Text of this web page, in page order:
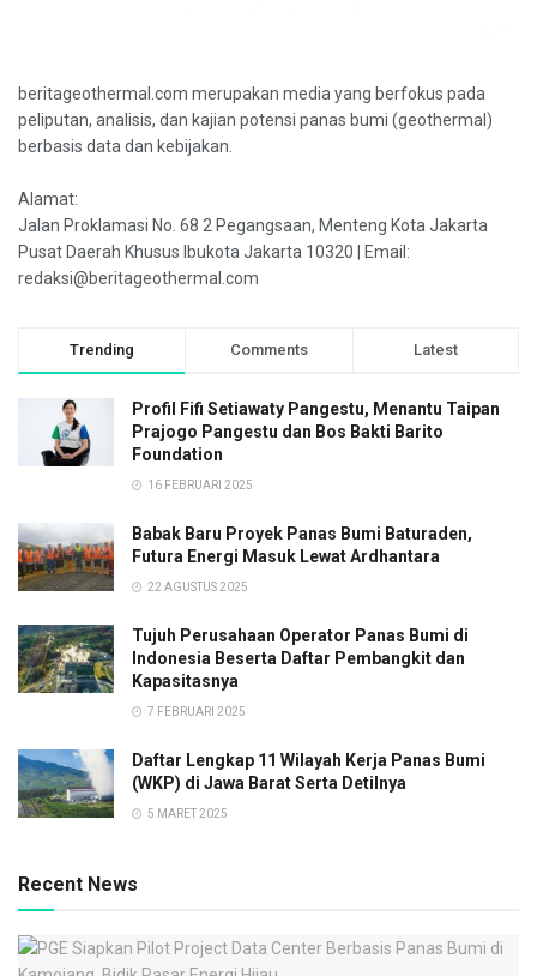
beritageothermal.com merupakan media yang berfokus pada
peliputan, analisis, dan kajian potensi panas bumi (geothermal)
berbasis data dan kebijakan.
Alamat:
Jalan Proklamasi No. 68 2 Pegangsaan, Menteng Kota Jakarta
Pusat Daerah Khusus Ibukota Jakarta 10320 | Email:
redaksi@beritageothermal.com
Trending Comments Latest
Profil Fifi Setiawaty Pangestu, Menantu Taipan
Prajogo Pangestu dan Bos Bakti Barito
Foundation
16 FEBRUARI 2025
Babak Baru Proyek Panas Bumi Baturaden,
Futura Energi Masuk Lewat Ardhantara
22 AGUSTUS 2025
Tujuh Perusahaan Operator Panas Bumi di
Indonesia Beserta Daftar Pembangkit dan
Kapasitasnya
7 FEBRUARI 2025
Daftar Lengkap 11 Wilayah Kerja Panas Bumi
(WKP) di Jawa Barat Serta Detilnya
5 MARET 2025
Recent News